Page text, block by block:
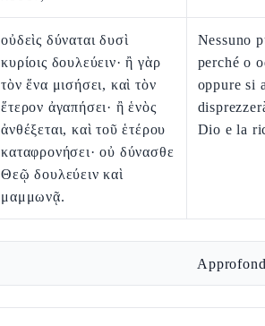
οὐδεὶς δύναται δυσὶ
κυρίοις δουλεύειν· ἢ γὰρ
τὸν ἕνα μισήσει, καὶ τὸν
ἕτερον ἀγαπήσει· ἢ ἑνὸς
ἀνθέξεται, καὶ τοῦ ἑτέρου
καταφρονήσει· οὐ δύνασθε
Θεῷ δουλεύειν καὶ
μαμμωνᾷ.
Nessuno
perché o
oppure si
Dio e la